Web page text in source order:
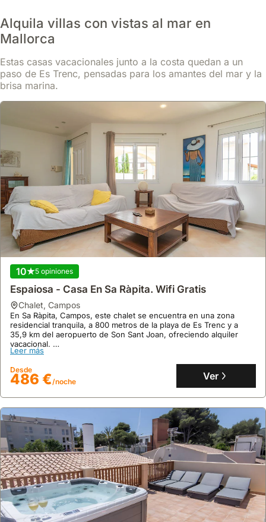
Alquila villas con vistas al mar en
Mallorca
Estas casas vacacionales junto a la costa quedan a un
paso de Es Trenc, pensadas para los amantes del mar y la
brisa marina.
10 5 opiniones
Espaiosa - Casa En Sa Ràpita. Wifi Gratis
chalet, Campos
En Sa Ràpita, Campos, este chalet se encuentra en una zona
residencial tranquila, a 800 metros de la playa de Es Trenc y a
35,9 km del aeropuerto de Son Sant Joan, ofreciendo alquiler
vacacional.
Este alojamiento, con capacidad para 7 personas y 4 dormitorios
climatizados, dispone de cocina equipada, lavadora y terraza con
vistas, siendo una excelente opción de alquiler de villa en la zona.
Leer más
Desde
486 €/noche Ver